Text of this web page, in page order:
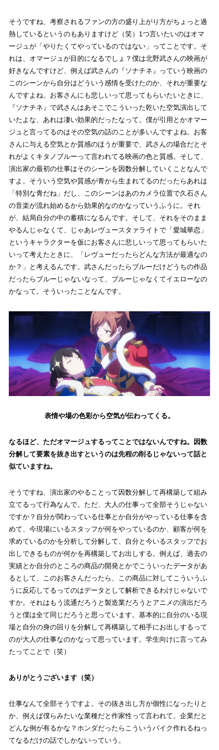
そうですね、考察されるファンの方の盛り上がり方がちょっと過
熱しているというのもありますけど（笑）1つ言いたいのはオマ
ージュが「やりたくてやっているのではない」ってことです。そ
れは、オマージュが目的になるでしょ？僕は北野武さんの映画が
好きなんですけど、例えば武さんの『ソナチネ』っていう映画の
このシーンから自分はどういう感情を受けたのか、それが重要な
んですよね。お客さんにも悲しいって思ってもらいたいときに、
『ソナチネ』で武さんはあそこでこういった乾いた空気演出して
いたよな、あれは凄い効果的だったなって。僕が引用とかオマー
ジュと言ってるのはその空気の話のことが多いんですよね。お客
さんに与える空気とか質感のほうが重要で、武さんの場合だとそ
れがよくキタノブルーって言われてる映画の色と質感。そして、
演出家の最初の仕事はそのシーンを因数分解していくことなんで
すよ。そういう空気や質感が青から生まれてるのだったらあれは
「特別な青だね」だし、このシーンはあのカメラ位置で久石さん
の音楽が流れ始めるから効果的なのかなっていうふうに。それ
が、結局自分の中の蓄積になるんです。そして、それをそのまま
やるんじゃなくて、じゃあレヴュースタァライトで「愛城華恋」
というキャラクターを仮にお客さんに悲しいって思ってもらいた
いって考えたときに、「レヴューだったらどんな方法が最適なの
か？」と考えるんです。武さんだったらブルーだけどうちの作品
だったらブルーじゃないなって、ブルーじゃなくてイエローなの
かなって。そういったことなんです。
表情や場の色彩から空気が伝わってくる。
なるほど、ただオマージュするってことではないんですね。因数
分解して要素を抜き出すというのは先程の削るじゃないって話と
似ていますね。
そうですね、演出家のやることって因数分解して再構築して組み
立てるって行為なんで。ただ、大人の仕事って全部そうじゃない
ですか？自分が関わっている仕事とか自分がやっている仕事を含
めて、今現場にいるスタッフが何をやっているのか、顧客が何を
求めているのかを分析して分解して、自分と今いるスタッフでお
出しできるものが何かを再構築してお出しする。例えば、過去の
実績とか自分のところの商品の開発とかでこういったデータがあ
るとして、このお客さんだったら、この商品に対してこういうふ
うに反応してるってのはデータとして解析できるわけじゃないで
すか。それはもう流通だろうと製造業だろうとアニメの演出だろ
うと僕は全て同じだろうと思っています。基本的に自分のいる現
場と自分の身の回りを分解して再構築して相手にお出しするって
のが大人の仕事なのかなって思っています。学生向けに言ってみ
たってことで（笑）
ありがとうございます（笑）
仕事なんて全部そうですよ。その抜き出し方が個性になったりと
か、例えば僕らみたいな業種だと作家性って言われて。企業だと
どんな例が有るかな？ホンダだったらこういうバイク作れるねっ
てなるだけの話でしかないっていう。